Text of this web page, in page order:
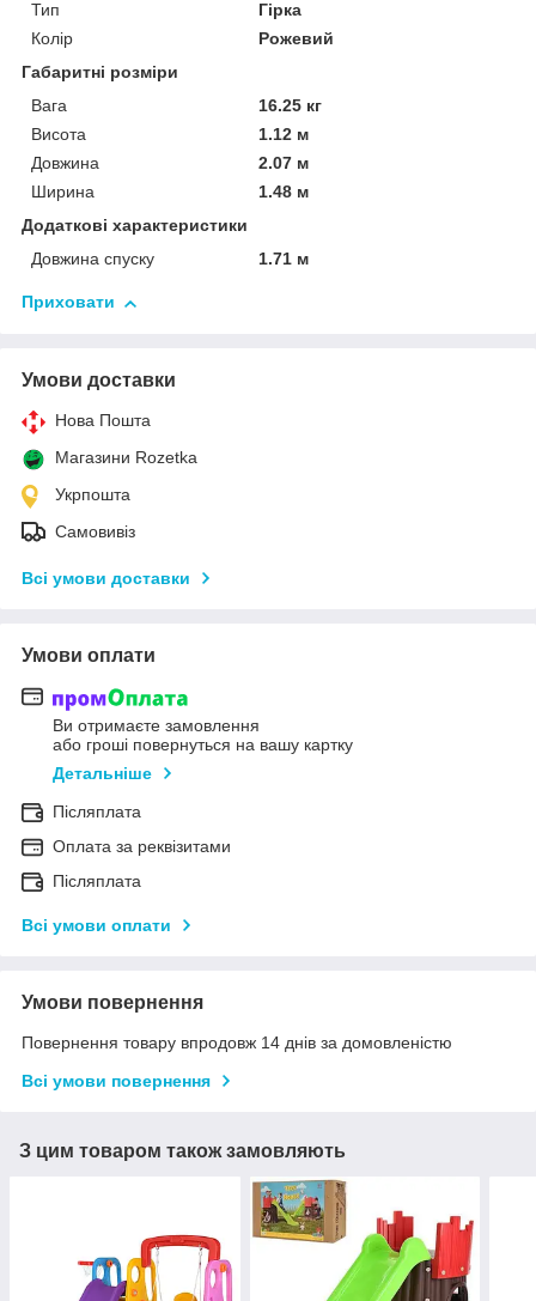
Тип
Гірка
Колір
Рожевий
Габаритні розміри
Вага
16.25 кг
Висота
1.12 м
Довжина
2.07 м
Ширина
1.48 м
Додаткові характеристики
Довжина спуску
1.71 м
Приховати
Умови доставки
Нова Пошта
Магазини Rozetka
Укрпошта
Самовивіз
Всі умови доставки
Умови оплати
Ви отримаєте замовлення
або гроші повернуться на вашу картку
Детальніше
Післяплата
Оплата за реквізитами
Післяплата
Всі умови оплати
Умови повернення
Повернення товару впродовж 14 днів за домовленістю
Всі умови повернення
З цим товаром також замовляють